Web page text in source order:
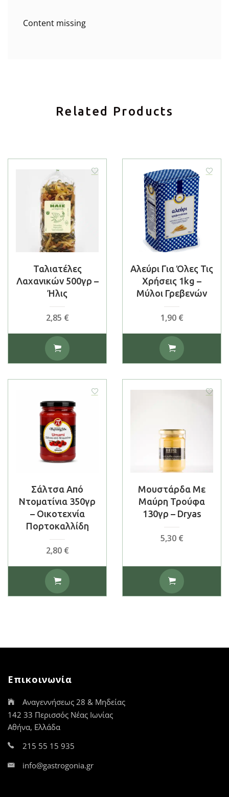
Content missing
Related Products
Ταλιατέλες
Λαχανικών 500γρ –
Ήλις
2,85 €
Αλεύρι Για Όλες Τις
Χρήσεις 1kg –
Μύλοι Γρεβενών
1,90 €
Σάλτσα Από
Ντοματίνια 350γρ
– Οικοτεχνία
Πορτοκαλλίδη
2,80 €
Μουστάρδα Με
Μαύρη Τρούφα
130γρ – Dryas
5,30 €
Επικοινωνία
Αναγεννήσεως 28 & Μηδείας
142 33 Περισσός Νέας Ιωνίας
Αθήνα, Ελλάδα
215 55 15 935
info@gastrogonia.gr